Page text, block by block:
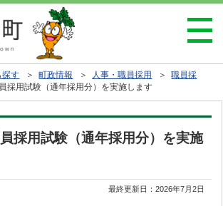
探す ＞町政情報 ＞ 人事・職員採用 ＞職員採
採用試験（通年採用分）を実施します
採用試験（通年採用分）を実施
最終更新日：2026年7月2日